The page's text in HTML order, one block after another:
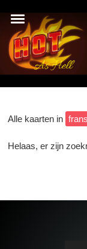
Alle kaarten in frans
Helaas, er zijn